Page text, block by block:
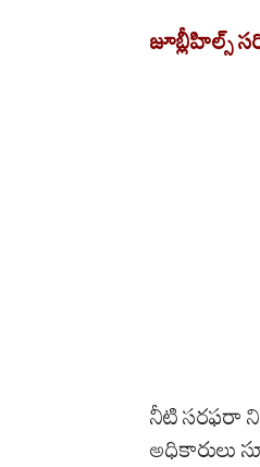
జూబ్లీహిల్స్
నీటి సరఫరా
అధికారులు